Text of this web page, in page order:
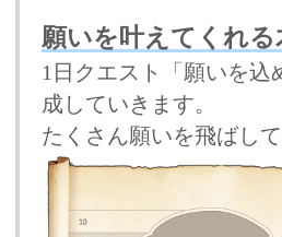
願いを叶えてくれる
1日クエスト「願いを
成していきます。
たくさん願いを飛ばし